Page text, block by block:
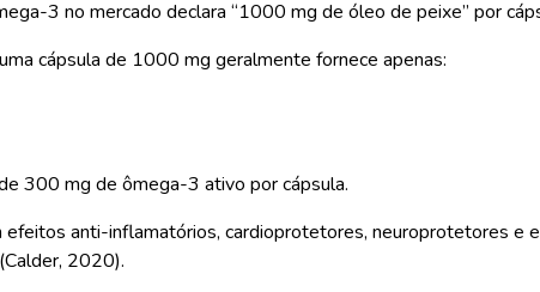
3 no mercado declara “1000 mg de óleo de peixe” por
cápsula de 1000 mg geralmente fornece apenas:
300 mg de ômega-3 ativo por cápsula.
efeitos anti-inflamatórios, cardioprotetores, neuroprotetores
2020).